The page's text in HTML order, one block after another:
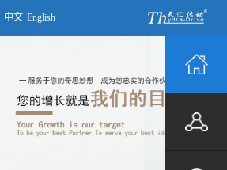
中文 English